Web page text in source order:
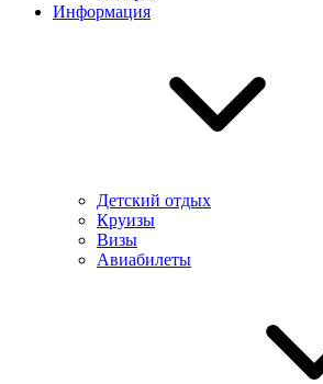
Информация
Детский отдых
Круизы
Визы
Авиабилеты